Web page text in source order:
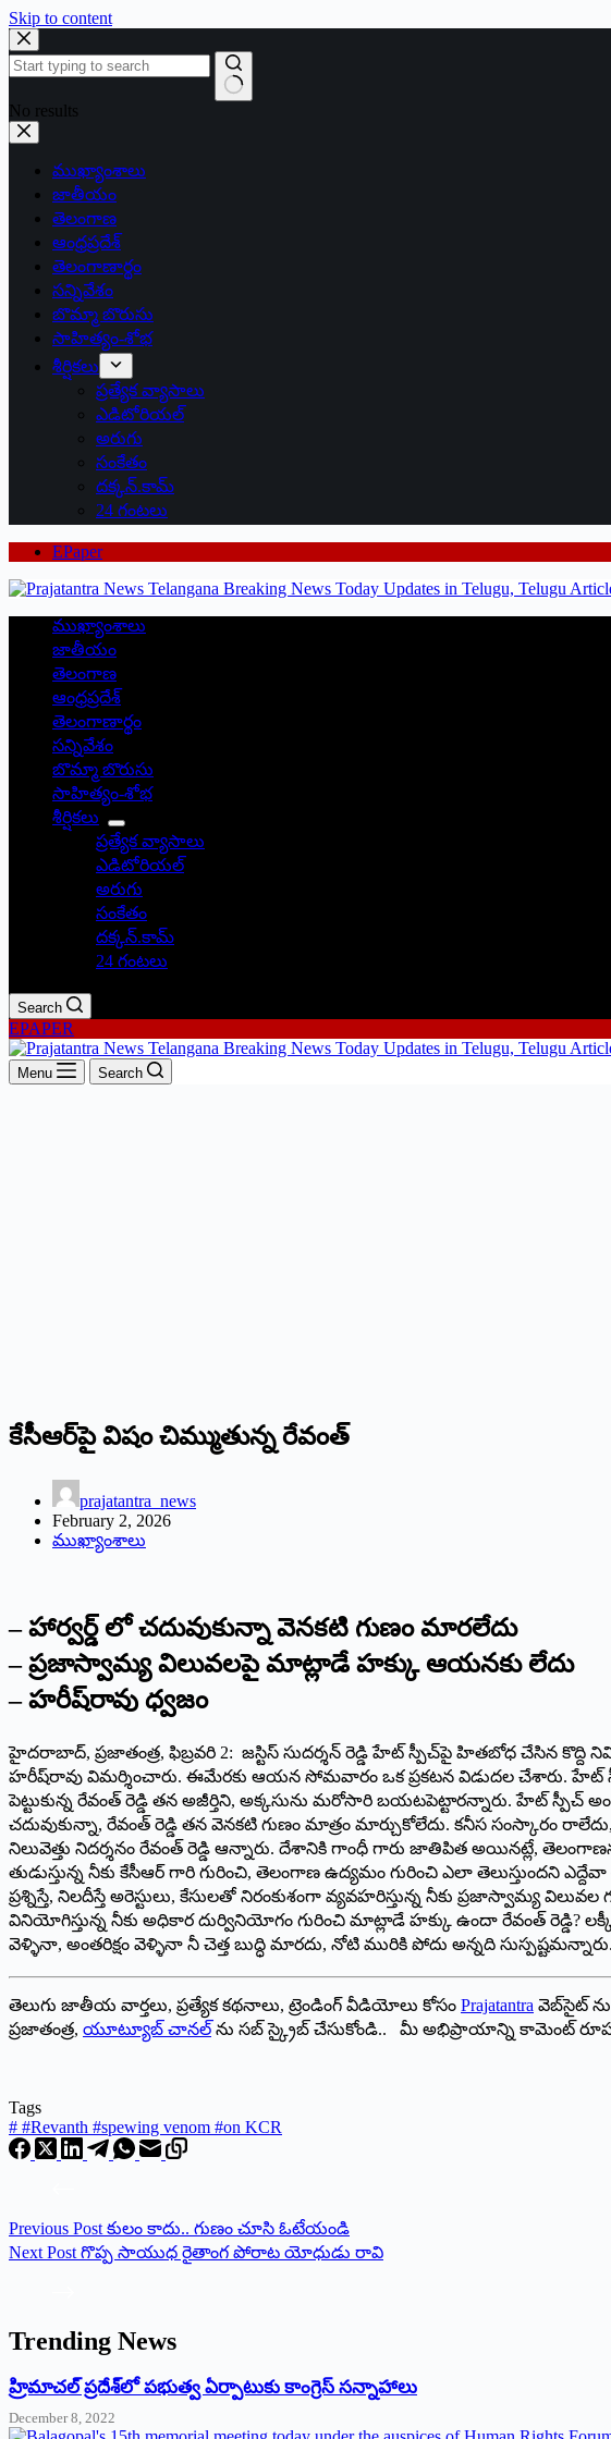
Skip to content
No results
ముఖ్యాంశాలు
జాతీయం
తెలంగాణ
ఆంధ్రప్రదేశ్
తెలంగాణార్థం
సన్నివేశం
బొమ్మా బొరుసు
సాహిత్యం-శోభ
శీర్షికలు
ప్రత్యేక వ్యాసాలు
ఎడిటోరియల్
అరుగు
సంకేతం
దక్కన్.కామ్
24 గంటలు
EPaper
ముఖ్యాంశాలు
జాతీయం
తెలంగాణ
ఆంధ్రప్రదేశ్
తెలంగాణార్థం
సన్నివేశం
బొమ్మా బొరుసు
సాహిత్యం-శోభ
శీర్షికలు
ప్రత్యేక వ్యాసాలు
ఎడిటోరియల్
అరుగు
సంకేతం
దక్కన్.కామ్
24 గంటలు
Search
EPAPER
Menu Search
కేసీఆర్‌పై విషం చిమ్ముతున్న రేవంత్‌
prajatantra_news
February 2, 2026
ముఖ్యాంశాలు
– హార్వ‌ర్డ్ లో చ‌దువుకున్నా వెన‌క‌టి గుణం మార‌లేదు
– ప్ర‌జాస్వామ్య విలువ‌ల‌పై మాట్లాడే హ‌క్కు ఆయ‌న‌కు లేదు
– హ‌రీష్‌రావు ధ్వ‌జం
హైద‌రాబాద్‌, ప్ర‌జాతంత్ర‌, ఫిబ్ర‌వ‌రి 2: జస్టిస్ సుదర్శన్ రెడ్డి హేట్ స్పీచ్‌పై హితబోధ చేసిన
హ‌రీష్‌రావు విమ‌ర్శించారు. ఈమేర‌కు ఆయ‌న సోమ‌వారం ఒక ప్ర‌క‌ట‌న విడుద‌ల చేశారు. హేట్
పెట్టుకున్న రేవంత్ రెడ్డి తన అజీర్తిని, అక్కసును మరోసారి బయటపెట్టారన్నారు. హేట్ స్పీచ్
చదువుకున్నా, రేవంత్ రెడ్డి తన వెనకటి గుణం మాత్రం మార్చుకోలేదు. కనీస సంస్కారం
నిలువెత్తు నిదర్శనం రేవంత్ రెడ్డి ఆన్నారు. దేశానికి గాంధీ గారు జాతిపిత అయినట్లే,
తుడుస్తున్న నీకు కేసీఆర్ గారి గురించి, తెలంగాణ ఉద్యమం గురించి ఎలా తెలుస్తుంద‌ని
ప్రశ్నిస్తే, నిలదీస్తే అరెస్టులు, కేసులతో నిరంకుశంగా వ్యవహరిస్తున్న నీకు ప్రజాస్వామ్య
వినియోగిస్తున్న నీకు అధికార దుర్వినియోగం గురించి మాట్లాడే హక్కు ఉందా రేవంత్ రెడ్డి?
వెళ్ళినా, అంతరిక్షం వెళ్ళినా నీ చెత్త బుద్ధి మారదు, నోటి మురికి పోదు అన్నది సుస్పష్టమ‌న్నారు.
తెలుగు జాతీయ వార్తలు, ప్రత్యేక కథనాలు, ట్రెండింగ్ వీడియోలు కోసం Prajatantra వెబ్‌సైట్
ప్రజాతంత్ర, యూట్యూబ్ చానల్ ను సబ్ స్క్రైబ్ చేసుకోండి.. మీ అభిప్రాయాన్ని కామెంట్
Tags
# #Revanth #spewing venom #on KCR
Previous Post కులం కాదు.. గుణం చూసి ఓటేయండి
Next Post గొప్ప సాయుధ రైతాంగ పోరాట యోధుడు రావి
Trending News
‌హ్రిమాచల్‌ ‌ప్రదేశ్‌లో పభుత్వ ఏర్పాటుకు కాంగ్రెస్‌ ‌సన్నాహాలు
December 8, 2022